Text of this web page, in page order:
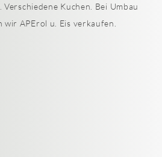
Kuchen. Bei Umbau
wir APErol u. Eis verkaufen.